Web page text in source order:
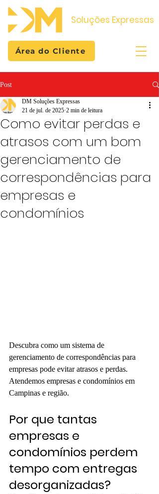
Soluções Expressas
Área do Cliente
Post
Como evitar perdas e
atrasos com um bom
gerenciamento de
correspondências para
empresas e
condomínios
DM Soluções Expressas
21 de jul. de 2025 2 min de leitura
Descubra como um sistema de
gerenciamento de correspondências para
empresas pode evitar atrasos e perdas.
Atendemos empresas e condomínios em
Campinas e região.
Por que tantas
empresas e
condomínios perdem
tempo com entregas
desorganizadas?